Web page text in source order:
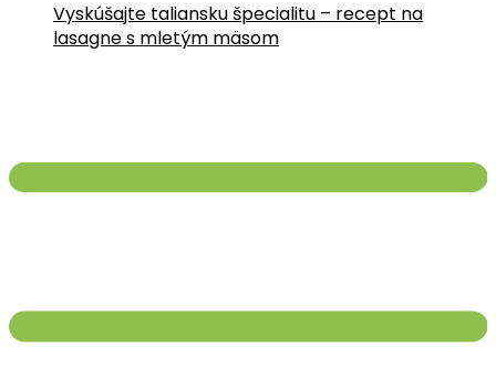
Vyskúšajte taliansku špecialitu – recept na
lasagne s mletým mäsom